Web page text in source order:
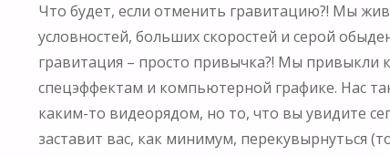
Что будет, если отменить гравитацию?! Мы
условностей, больших скоростей и серой
гравитация – просто привычка?! Мы привыкли
спецэффектам и компьютерной графике. Нас
каким-то видеорядом, но то, что вы увидите
заставит вас, как минимум, перекувырнуться